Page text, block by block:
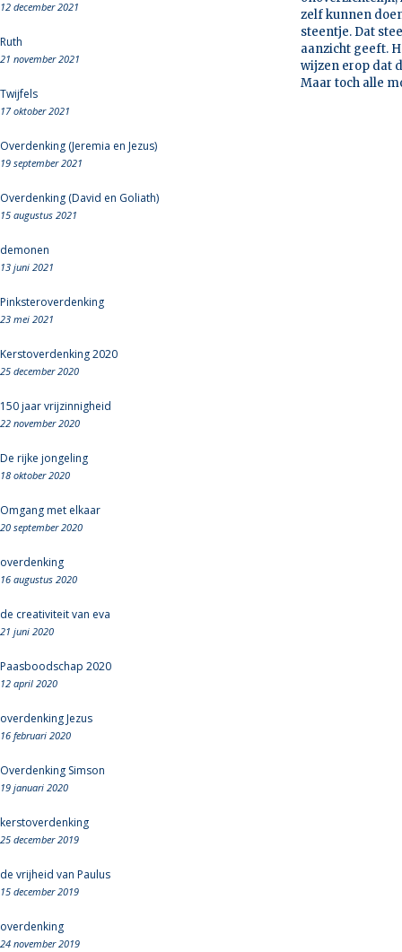
12 december 2021
Ruth
21 november 2021
Twijfels
17 oktober 2021
Overdenking (Jeremia en Jezus)
19 september 2021
Overdenking (David en Goliath)
15 augustus 2021
demonen
13 juni 2021
Pinksteroverdenking
23 mei 2021
Kerstoverdenking 2020
25 december 2020
150 jaar vrijzinnigheid
22 november 2020
De rijke jongeling
18 oktober 2020
Omgang met elkaar
20 september 2020
overdenking
16 augustus 2020
de creativiteit van eva
21 juni 2020
Paasboodschap 2020
12 april 2020
overdenking Jezus
16 februari 2020
Overdenking Simson
19 januari 2020
kerstoverdenking
25 december 2019
de vrijheid van Paulus
15 december 2019
overdenking
24 november 2019
zelf kunnen
steentje. Dat
aanzicht geeft.
wijzen erop dat
Maar toch alle